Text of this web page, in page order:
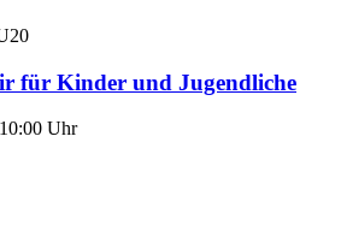
für Kinder und Jugendliche
Uhr